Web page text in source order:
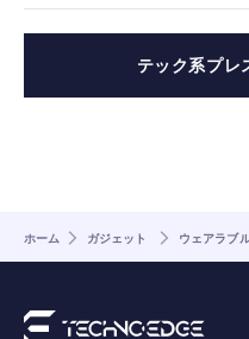
テック系プレ
ホーム ガジェット ウェアラブ